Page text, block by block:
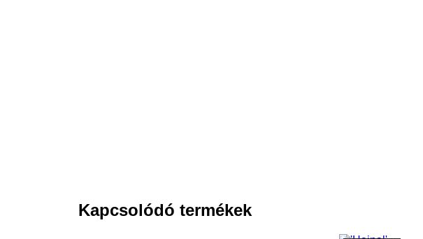
Kapcsolódó termékek